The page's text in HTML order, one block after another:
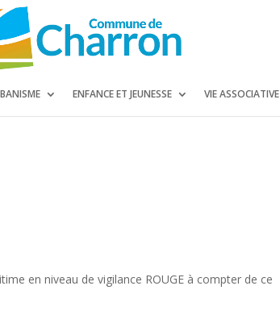
ENFANCE ET JEUNESSE VIE ASSOCIATIVE
en niveau de vigilance ROUGE à compter de ce